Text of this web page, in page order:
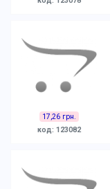
17,26 грн.
код: 123082